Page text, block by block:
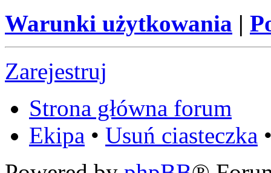
Warunki użytkowania |
Zarejestruj
Strona główna forum
Ekipa • Usuń ciasteczka